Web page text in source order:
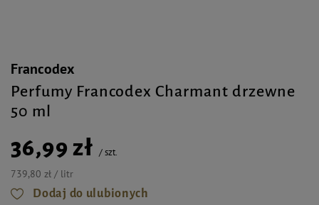
Francodex
Perfumy Francodex Charmant drzewne
50 ml
36,99 zł /szt.
739,80 zł / litr
Dodaj do ulubionych